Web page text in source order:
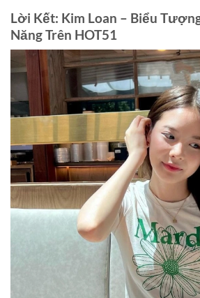
Lời Kết: Kim Loan – Biểu
Năng Trên HOT51